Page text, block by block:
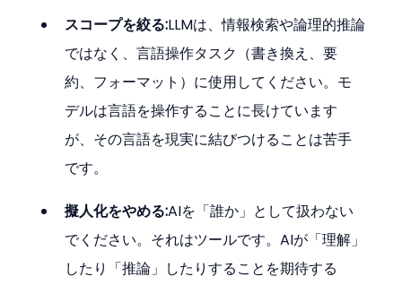
スコープを絞る:LLMは、情報検索や論理的推論
ではなく、言語操作タスク（書き換え、要
約、フォーマット）に使用してください。モ
デルは言語を操作することに長けています
が、その言語を現実に結びつけることは苦手
です。
擬人化をやめる:AIを「誰か」として扱わない
でください。それはツールです。AIが「理解」
したり「推論」したりすることを期待する